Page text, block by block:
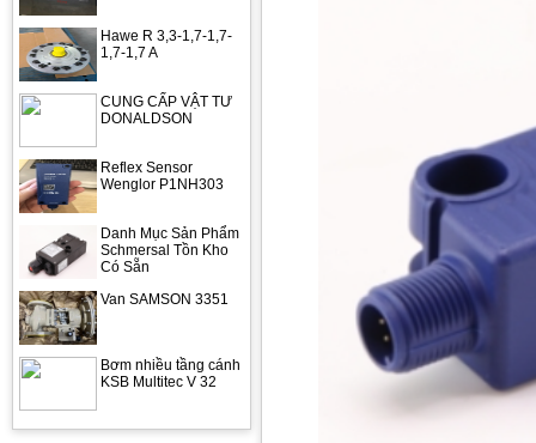
Hawe R 3,3-1,7-1,7-
1,7-1,7 A
CUNG CẤP VẬT TƯ
DONALDSON
Reflex Sensor
Wenglor P1NH303
Danh Mục Sản Phẩm
Schmersal Tồn Kho
Có Sẵn
Van SAMSON 3351
Bơm nhiều tầng cánh
KSB Multitec V 32